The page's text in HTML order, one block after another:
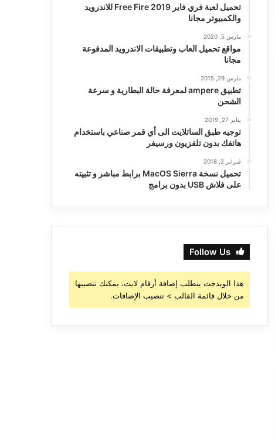
تحميل لعبة فري فاير Free Fire 2019 للاندرويد
والكمبيوتر مجانا
مارس 5, 2020
مواقع تحميل العاب وتطبيقات الاندرويد المدفوعة
مجانا
مارس 29, 2015
تطبيق ampere لمعرفة حالة البطارية و سرعة
الشحن
يناير 27, 2019
توجيه طبق الساتلايت الى أي قمر صناعي باستخدام
هاتفك بدون تلفزيون ورسيفر
فبراير 2, 2018
تحميل نسخة MacOS Sierra برابط مباشر و تثبيته
على فلاش USB بدون برامج
Follow Us
هذا الويدجت يتطلب إضافة أرقام لايت، يمكنك تنصيبها
من خلال قائمة القالب > تنصيب الإضافات.